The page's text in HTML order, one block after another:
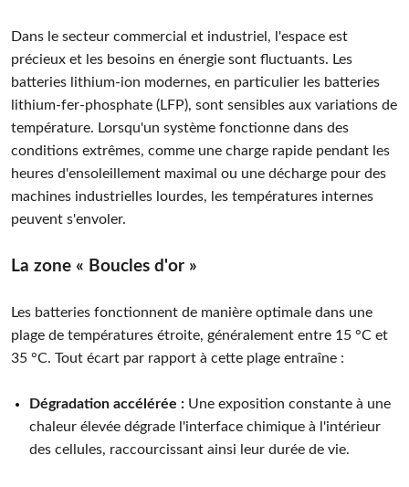
Dans le secteur commercial et industriel, l'espace est
précieux et les besoins en énergie sont fluctuants. Les
batteries lithium-ion modernes, en particulier les batteries
lithium-fer-phosphate (LFP), sont sensibles aux variations de
température. Lorsqu'un système fonctionne dans des
conditions extrêmes, comme une charge rapide pendant les
heures d'ensoleillement maximal ou une décharge pour des
machines industrielles lourdes, les températures internes
peuvent s'envoler.
La zone « Boucles d'or »
Les batteries fonctionnent de manière optimale dans une
plage de températures étroite, généralement entre 15 °C et
35 °C. Tout écart par rapport à cette plage entraîne :
Dégradation accélérée : Une exposition constante à une
chaleur élevée dégrade l'interface chimique à l'intérieur
des cellules, raccourcissant ainsi leur durée de vie.